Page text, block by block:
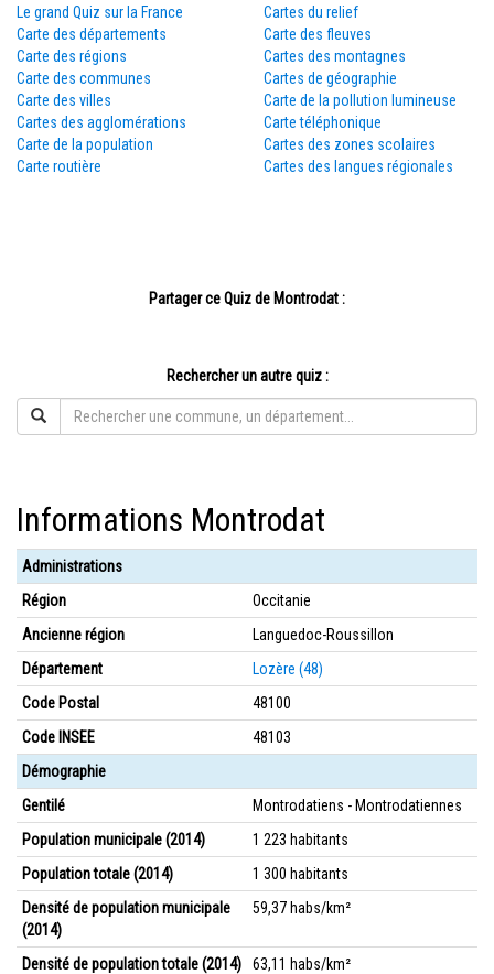
Le grand Quiz sur la France
Carte des départements
Carte des régions
Carte des communes
Carte des villes
Cartes des agglomérations
Carte de la population
Carte routière
Cartes du relief
Carte des fleuves
Cartes des montagnes
Cartes de géographie
Carte de la pollution lumineuse
Carte téléphonique
Cartes des zones scolaires
Cartes des langues régionales
Partager ce Quiz de Montrodat :
Rechercher un autre quiz :
Informations Montrodat
Administrations
Région
Occitanie
Ancienne région
Languedoc-Roussillon
Département
Lozère (48)
Code Postal
48100
Code INSEE
48103
Démographie
Gentilé
Montrodatiens - Montrodatiennes
Population municipale (2014)
1 223 habitants
Population totale (2014)
1 300 habitants
Densité de population municipale
(2014)
59,37 habs/km²
Densité de population totale (2014)
63,11 habs/km²